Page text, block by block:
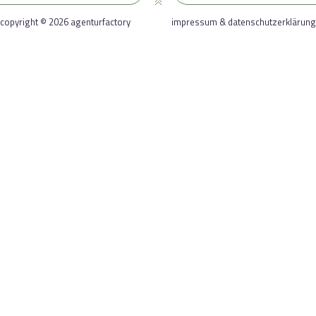
copyright © 2026 agenturfactory impressum & datenschutzerklärung